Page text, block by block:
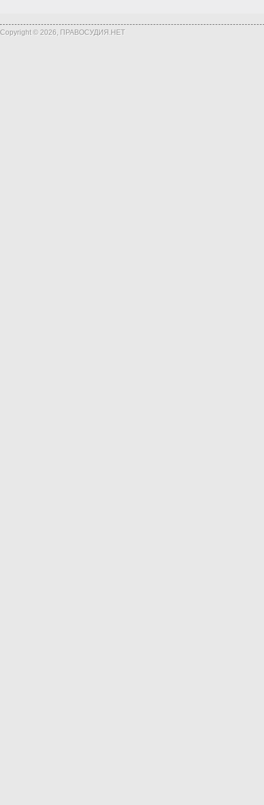
Copyright © 2026, ПРАВОСУДИЯ.НЕТ